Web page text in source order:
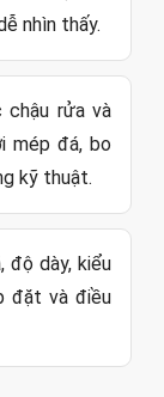
nhìn thấy.
chậu rửa và
mép đá, bo
kỹ thuật.
độ dày, kiểu
đặt và điều